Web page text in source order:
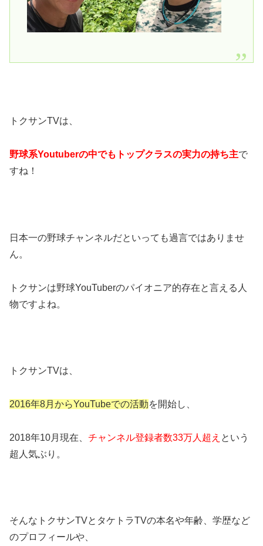
トクサンTVは、
野球系Youtuberの中でもトップクラスの実力の持ち主で
すね！
日本一の野球チャンネルだといっても過言ではありませ
ん。
トクサンは野球YouTuberのパイオニア的存在と言える人
物ですよね。
トクサンTVは、
2016年8月からYouTubeでの活動を開始し、
2018年10月現在、 チャンネル登録者数33万人超え という
超人気ぶり。
そんなトクサンTVとタケトラTVの本名や年齢、学歴など
のプロフィールや、